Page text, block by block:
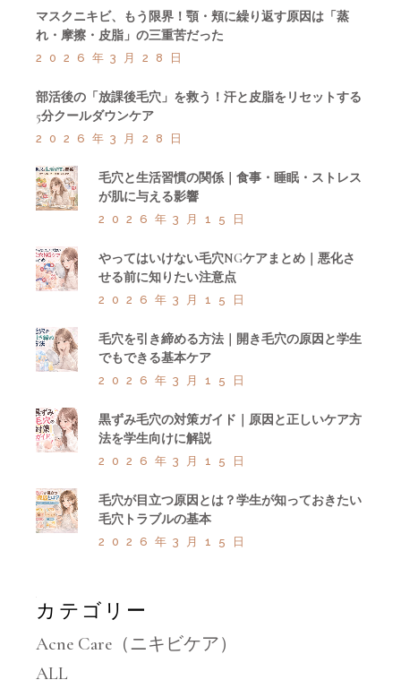
マスクニキビ、もう限界！顎・頬に繰り返す原因は「蒸
れ・摩擦・皮脂」の三重苦だった
2026年3月28日
部活後の「放課後毛穴」を救う！汗と皮脂をリセットする
5分クールダウンケア
2026年3月28日
毛穴と生活習慣の関係｜食事・睡眠・ストレス
が肌に与える影響
2026年3月15日
やってはいけない毛穴NGケアまとめ｜悪化さ
せる前に知りたい注意点
2026年3月15日
毛穴を引き締める方法｜開き毛穴の原因と学生
でもできる基本ケア
2026年3月15日
黒ずみ毛穴の対策ガイド｜原因と正しいケア方
法を学生向けに解説
2026年3月15日
毛穴が目立つ原因とは？学生が知っておきたい
毛穴トラブルの基本
2026年3月15日
カテゴリー
Acne Care（ニキビケア）
ALL